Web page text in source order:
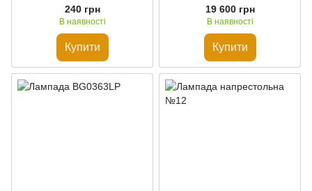
каміння
240 грн
В наявності
Купити
19 600 грн
В наявності
Купити